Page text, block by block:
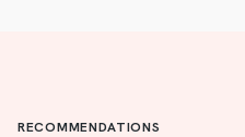
RECOMMENDATIONS